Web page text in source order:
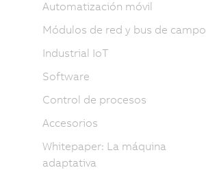
Automatización móvil
Módulos de red y bus de campo
Industrial IoT
Software
Control de procesos
Accesorios
Whitepaper: La máquina
adaptativa